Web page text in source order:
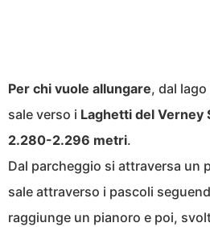
Per chi vuole allungare, dal
sale verso i Laghetti del Verney
2.280-2.296 metri.
Dal parcheggio si attraversa un
sale attraverso i pascoli
raggiunge un pianoro e poi,